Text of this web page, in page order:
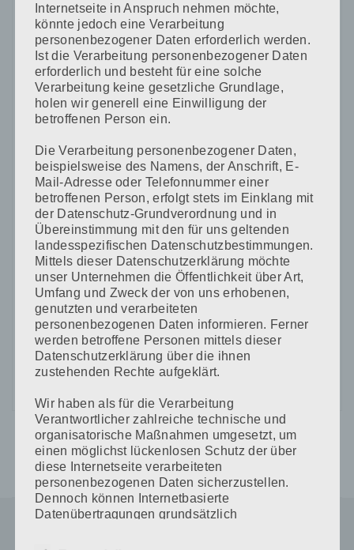
E-Mail-Adresse*
Website
Name, E-Mail-Adresse und Website in diesem Browser
für meinen nächsten Kommentar speichern.
CAPTCHA Code
*
Internetseite in Anspruch nehmen möchte,
könnte jedoch eine Verarbeitung
personenbezogener Daten erforderlich werden.
Ist die Verarbeitung personenbezogener Daten
erforderlich und besteht für eine solche
Verarbeitung keine gesetzliche Grundlage,
holen wir generell eine Einwilligung der
betroffenen Person ein.
Die Verarbeitung personenbezogener Daten,
beispielsweise des Namens, der Anschrift, E-
Mail-Adresse oder Telefonnummer einer
betroffenen Person, erfolgt stets im Einklang mit
der Datenschutz-Grundverordnung und in
Übereinstimmung mit den für uns geltenden
landesspezifischen Datenschutzbestimmungen.
Mittels dieser Datenschutzerklärung möchte
unser Unternehmen die Öffentlichkeit über Art,
Umfang und Zweck der von uns erhobenen,
genutzten und verarbeiteten
personenbezogenen Daten informieren. Ferner
werden betroffene Personen mittels dieser
Datenschutzerklärung über die ihnen
zustehenden Rechte aufgeklärt.
Wir haben als für die Verarbeitung
Verantwortlicher zahlreiche technische und
organisatorische Maßnahmen umgesetzt, um
einen möglichst lückenlosen Schutz der über
diese Internetseite verarbeiteten
personenbezogenen Daten sicherzustellen.
Dennoch können Internetbasierte
Datenübertragungen grundsätzlich